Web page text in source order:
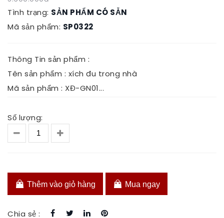
Tình trạng: SẢN PHẨM CÓ SẴN
Mã sản phẩm: SP0322
Thông Tin sản phẩm :
Tên sản phẩm : xích đu trong nhà
Mã sản phẩm : XĐ-GN01...
Số lượng:
Thêm vào giỏ hàng Mua ngay
Chia sẻ :